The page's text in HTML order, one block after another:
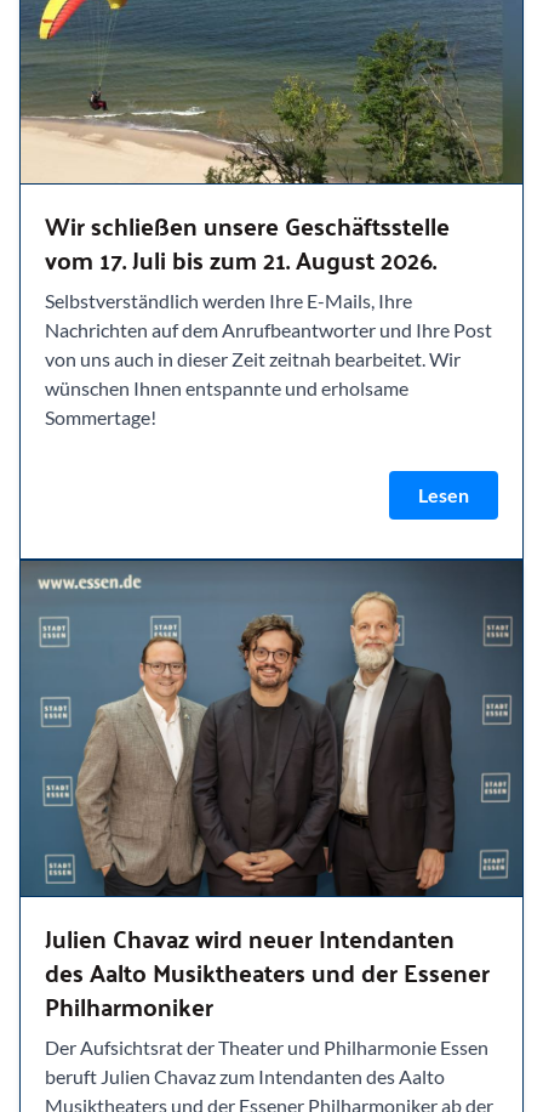
Wir schließen unsere Geschäftsstelle
vom 17. Juli bis zum 21. August 2026.
Selbstverständlich werden Ihre E-Mails, Ihre
Nachrichten auf dem Anrufbeantworter und Ihre Post
von uns auch in dieser Zeit zeitnah bearbeitet. Wir
wünschen Ihnen entspannte und erholsame
Sommertage!
Lesen
Julien Chavaz wird neuer Intendanten
des Aalto Musiktheaters und der Essener
Philharmoniker
Der Aufsichtsrat der Theater und Philharmonie Essen
beruft Julien Chavaz zum Intendanten des Aalto
Musiktheaters und der Essener Philharmoniker ab der